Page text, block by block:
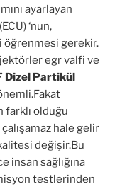
ayarlayan
‘nun,
gerekir.
egr valfi ve
Dizel Partikül
farklı olduğu
hale gelir
değişir.Bu
insan sağlığına
testlerinden